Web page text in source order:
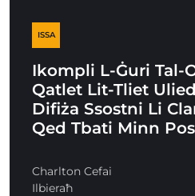
ISSA
Ikompli L-Ġuri Tal-
Qatlet Lit-Tliet
Difiża Ssostni Li
Qed Tbati Minn
Charlton Cefai
Ilbieraħ